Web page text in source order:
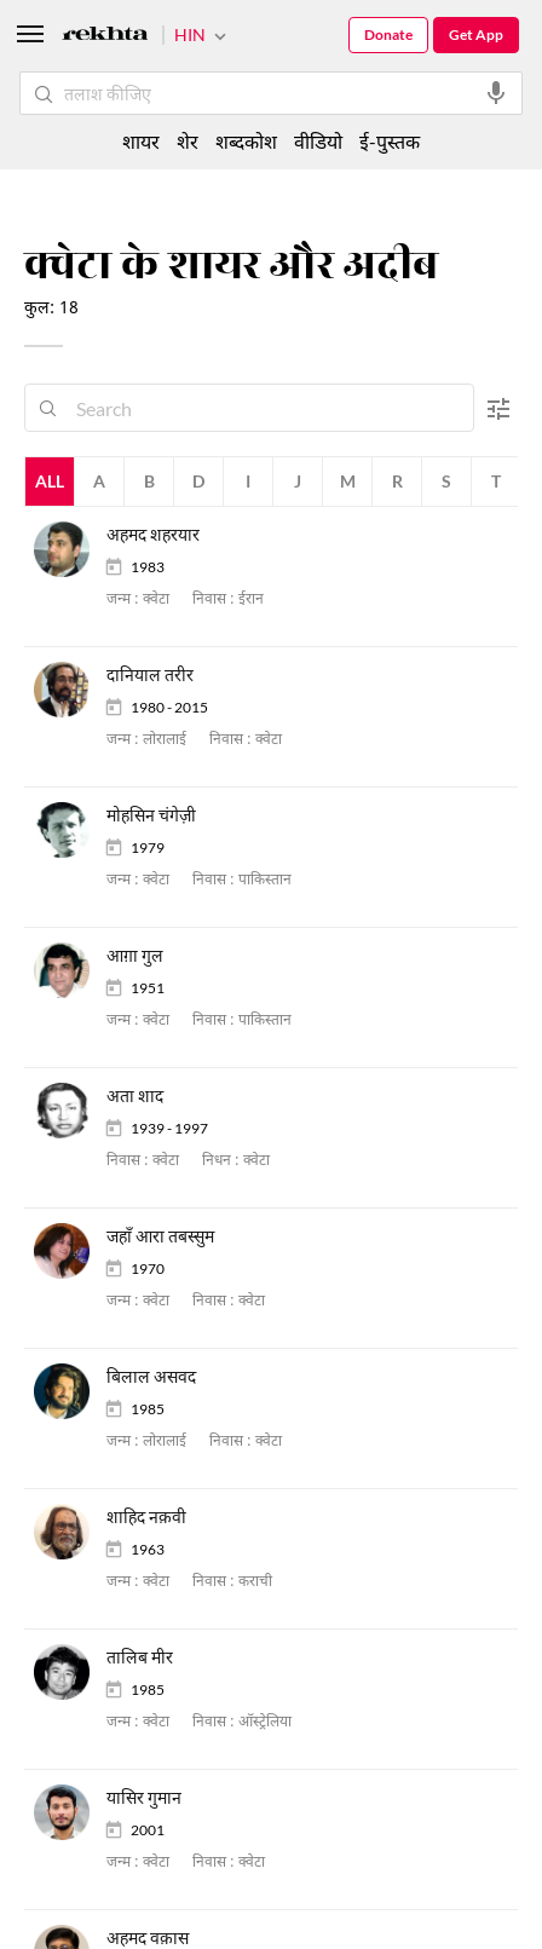
क्वेटा के शायर और अदीब
कुल: 18
ALL A B D I J M R S T
अहमद शहरयार
1983
जन्म : क्वेटा निवास : ईरान
दानियाल तरीर
1980 - 2015
जन्म : लोरालाई निवास : क्वेटा
मोहसिन चंगेज़ी
1979
जन्म : क्वेटा निवास : पाकिस्तान
आग़ा गुल
1951
जन्म : क्वेटा निवास : पाकिस्तान
अता शाद
1939 - 1997
निवास : क्वेटा निधन : क्वेटा
जहाँ आरा तबस्सुम
1970
जन्म : क्वेटा निवास : क्वेटा
बिलाल असवद
1985
जन्म : लोरालाई निवास : क्वेटा
शाहिद नक़वी
1963
जन्म : क्वेटा निवास : कराची
तालिब मीर
1985
जन्म : क्वेटा निवास : ऑस्ट्रेलिया
यासिर गुमान
2001
जन्म : क्वेटा निवास : क्वेटा
अहमद वक़ास
HIN Get App
Donate
शायर शेर शब्दकोश वीडियो ई-पुस्तक